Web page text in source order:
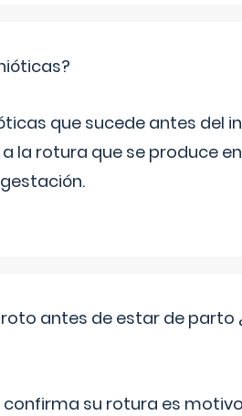
que sucede antes del
la rotura que se produce
antes de estar de parto
su rotura es